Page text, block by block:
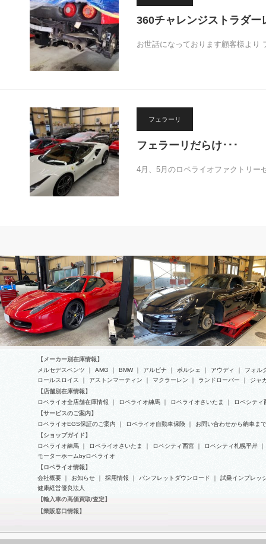
360チャレンジストラダー
お世話になっております顧客様よ
フェラーリ
フェラーリだらけ･･･
4月、5月のロペライオファクトリ
フェラーリ-458イタリアの車検整
ポルシェ-ボクスター(Type981)の
車検整備
【メーカー別在庫情報】
メルセデスベンツ ｜ AMG ｜ BMW｜ アルピナ｜ ポルシェ ｜ アウディ ｜
フォル
ロールスロイス
｜ アストンマーティン ｜ マクラーレン ｜ ランドローバー ｜
ジャ
【店舗別在庫情報】
ロペライオ全店舗在庫情報 ｜ ロペライオ練馬｜ ロペライオさいたま ｜
ロペシティ
【サービスのご案内】
ロペライオEGS保証のご案内 ｜ ロペライオ自動車保険｜
お問い合わせから納車まで
【ショップガイド】
ロペライオ練馬｜ ロペライオさいたま ｜ ロペシティ西宮｜ ロペシティ札幌平岸｜
モーターホームbyロペライオ
【ロペライオ情報】
会社概要｜ お知らせ｜ 採用情報 ｜ パンフレットダウンロード ｜
試乗インプレッ
健康経営優良法人
【輸入車の高価買取/査定】
【業販窓口情報】